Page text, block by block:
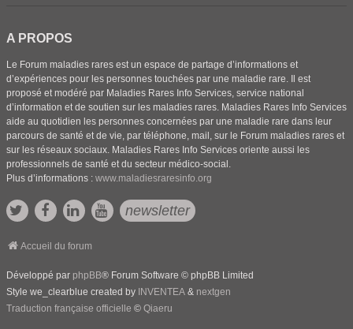
A PROPOS
Le Forum maladies rares est un espace de partage d’informations et
d’expériences pour les personnes touchées par une maladie rare. Il est
proposé et modéré par Maladies Rares Info Services, service national
d’information et de soutien sur les maladies rares. Maladies Rares Info Services
aide au quotidien les personnes concernées par une maladie rare dans leur
parcours de santé et de vie, par téléphone, mail, sur le Forum maladies rares et
sur les réseaux sociaux. Maladies Rares Info Services oriente aussi les
professionnels de santé et du secteur médico-social.
Plus d’informations : www.maladiesraresinfo.org
newsletter
Accueil du forum
Développé par phpBB® Forum Software © phpBB Limited
Style we_clearblue created by INVENTEA & nextgen
Traduction française officielle © Qiaeru